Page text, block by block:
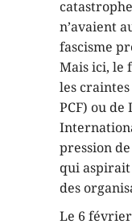
n’avaient
fascisme
Mais ici, le
les
PCF) ou
pression
qui
des
Le 6